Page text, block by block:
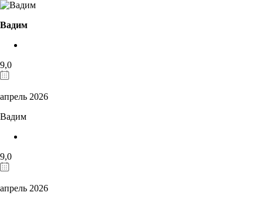
Вадим
9,0
апрель 2026
Вадим
9,0
апрель 2026